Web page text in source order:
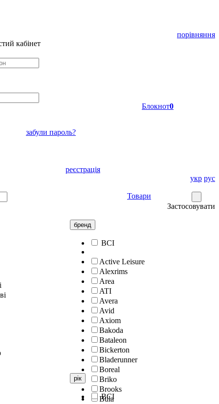
порівняння
кабінет
забули пароль?
реєстрація
Блокнот0
укр рус
Товари
Застосовувати
бренд
ВСІ
Active Leisure
Alexrims
Area
ATI
Avera
Avid
Axiom
Bakoda
Bataleon
Bickerton
Bladerunner
Boreal
Briko
Brooks
Bula
рік
ВСІ